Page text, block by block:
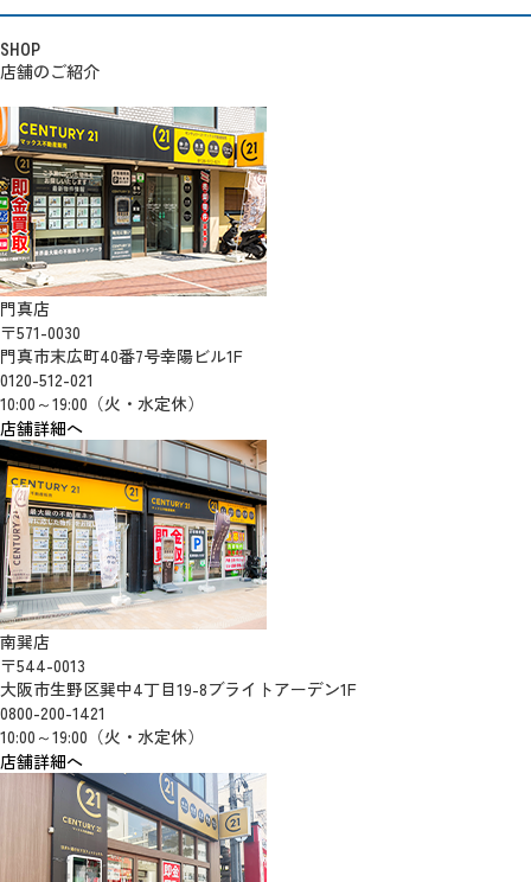
SHOP
店舗のご紹介
門真店
〒571-0030
門真市末広町40番7号幸陽ビル1F
0120-512-021
10:00～19:00（火・水定休）
店舗詳細へ
南巽店
〒544-0013
大阪市生野区巽中4丁目19-8ブライトアーデン1F
0800-200-1421
10:00～19:00（火・水定休）
店舗詳細へ